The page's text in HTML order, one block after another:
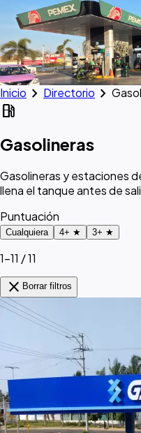
Inicio chevron_right Directorio chevron_right
local_gas_station
Gasolineras
Gasolineras y estaciones
llena el tanque antes de
Puntuación
Cualquiera 4+ ★ 3+ ★
1–11 / 11
close Borrar filtros